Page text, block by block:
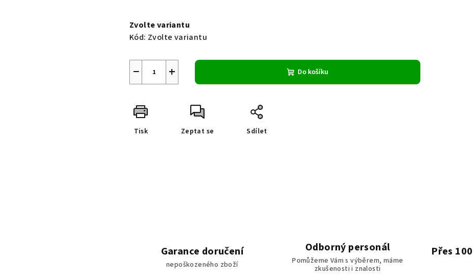
cena:
Zvolte variantu
Kód: Zvolte variantu
+
− Do košíku
Tisk Zeptat se Sdílet
Garance doručení
nepoškozeného zboží
Odborný personál
Pomůžeme Vám s výběrem, máme
zkušenosti i znalosti
Přes